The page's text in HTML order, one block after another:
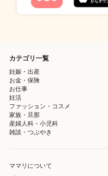
カテゴリ一覧
妊娠・出産
お金・保険
お仕事
妊活
ファッション・コスメ
家族・旦那
産婦人科・小児科
雑談・つぶやき
ママリについて